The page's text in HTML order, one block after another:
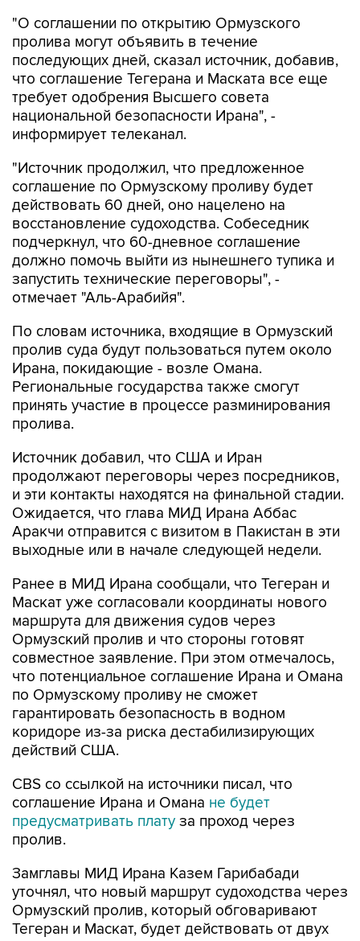
"О соглашении по открытию Ормузского
пролива могут объявить в течение
последующих дней, сказал источник, добавив,
что соглашение Тегерана и Маската все еще
требует одобрения Высшего совета
национальной безопасности Ирана", -
информирует телеканал.
"Источник продолжил, что предложенное
соглашение по Ормузскому проливу будет
действовать 60 дней, оно нацелено на
восстановление судоходства. Собеседник
подчеркнул, что 60-дневное соглашение
должно помочь выйти из нынешнего тупика и
запустить технические переговоры", -
отмечает "Аль-Арабийя".
По словам источника, входящие в Ормузский
пролив суда будут пользоваться путем около
Ирана, покидающие - возле Омана.
Региональные государства также смогут
принять участие в процессе разминирования
пролива.
Источник добавил, что США и Иран
продолжают переговоры через посредников,
и эти контакты находятся на финальной стадии.
Ожидается, что глава МИД Ирана Аббас
Аракчи отправится с визитом в Пакистан в эти
выходные или в начале следующей недели.
Ранее в МИД Ирана сообщали, что Тегеран и
Маскат уже согласовали координаты нового
маршрута для движения судов через
Ормузский пролив и что стороны готовят
совместное заявление. При этом отмечалось,
что потенциальное соглашение Ирана и Омана
по Ормузскому проливу не сможет
гарантировать безопасность в водном
коридоре из-за риска дестабилизирующих
действий США.
CBS со ссылкой на источники писал, что
соглашение Ирана и Омана не будет
предусматривать плату за проход через
пролив.
Замглавы МИД Ирана Казем Гарибабади
уточнял, что новый маршрут судоходства через
Ормузский пролив, который обговаривают
Тегеран и Маскат, будет действовать от двух